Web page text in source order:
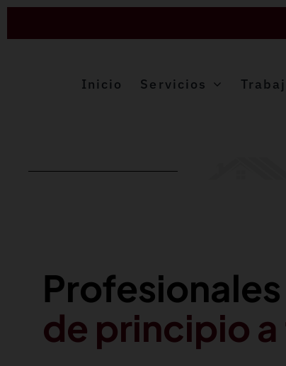
Saltar
Inicio Servicios
Profesionales
de principio a